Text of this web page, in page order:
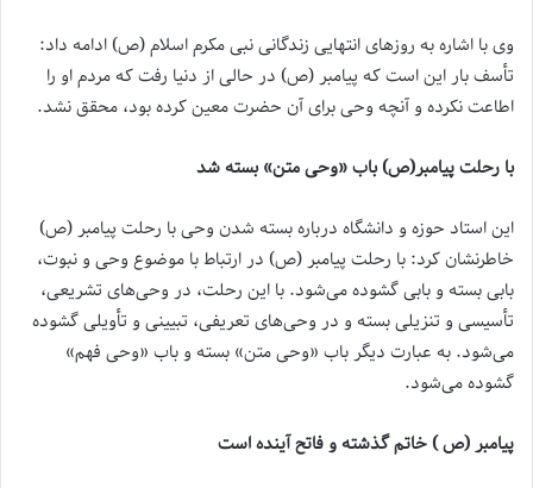
وی با اشاره به روزهای انتهایی زندگانی نبی مکرم اسلام (ص) ادامه داد:
تأسف بار این است که پیامبر (ص) در حالی از دنیا رفت که مردم او را
اطاعت نکرده و آنچه وحی برای آن حضرت معین کرده بود، محقق نشد.
با رحلت پیامبر(ص) باب «وحی متن» بسته شد
این استاد حوزه و دانشگاه درباره بسته شدن وحی با رحلت پیامبر (ص)
خاطرنشان کرد: با رحلت پیامبر (ص) در ارتباط با موضوع وحی و نبوت،
بابی بسته و بابی گشوده می‌شود. با این رحلت، در وحی‌های تشریعی،
تأسیسی و تنزیلی بسته و در وحی‌های تعریفی، تبیینی و تأویلی گشوده
می‌شود. به عبارت دیگر باب «وحی متن» بسته و باب «وحی فهم»
گشوده می‌شود.
پیامبر (ص ) خاتم گذشته و فاتح آینده است